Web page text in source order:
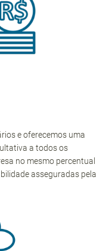
e oferecemos uma
a todos os
no mesmo percentual
asseguradas pela